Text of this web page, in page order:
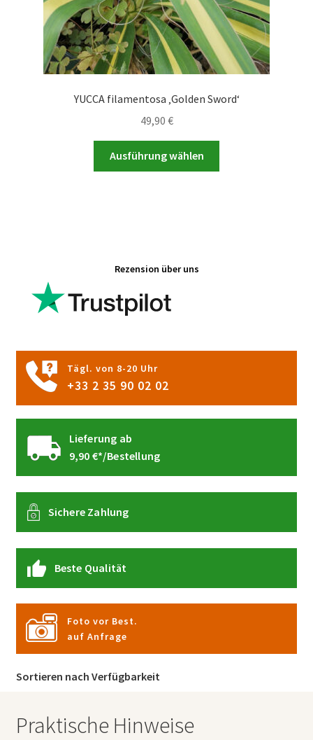
YUCCA filamentosa ‚Golden Sword‘
49,90 €
Ausführung wählen
Rezension über uns
Tägl. von 8-20 Uhr
+33 2 35 90 02 02
Lieferung ab
9,90 €*/Bestellung
Sichere Zahlung
Beste Qualität
Foto vor Best.
auf Anfrage
Sortieren nach Verfügbarkeit
Praktische Hinweise